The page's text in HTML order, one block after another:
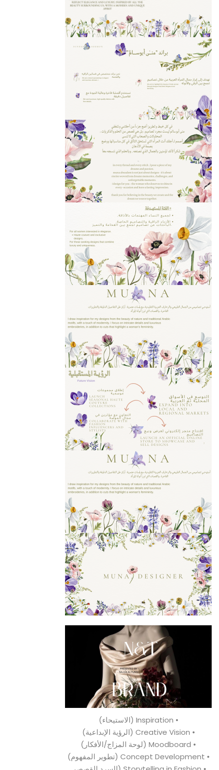
• Inspiration (الاستيحاء)
• Creative Vision (الرؤية الإبداعية)
• Moodboard (لوحة المزاج/الأفكار)
• Concept Development (تطوير المفهوم)